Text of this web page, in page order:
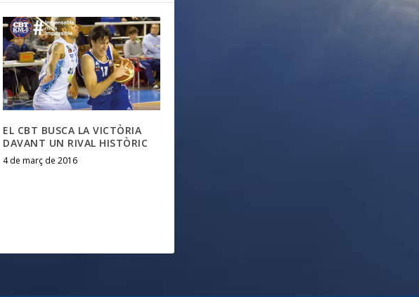
EL CBT BUSCA LA VICTÒRIA
DAVANT UN RIVAL HISTÒRIC
4 de març de 2016